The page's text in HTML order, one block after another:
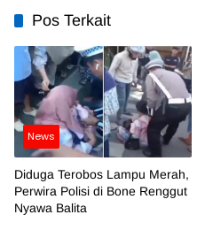
Pos Terkait
News
Diduga Terobos Lampu Merah,
Perwira Polisi di Bone Renggut
Nyawa Balita